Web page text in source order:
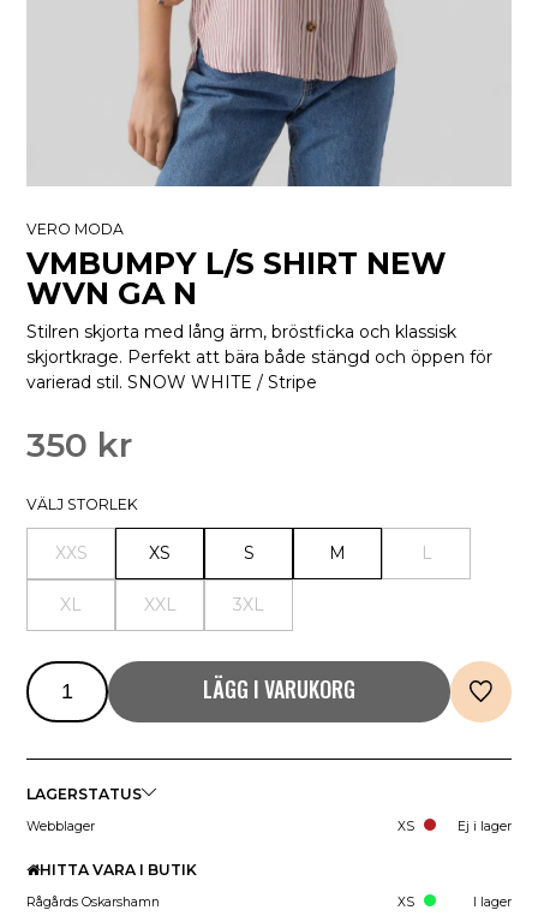
VERO MODA
VMBUMPY L/S SHIRT NEW
WVN GA N
Stilren skjorta med lång ärm, bröstficka och klassisk
skjortkrage. Perfekt att bära både stängd och öppen för
varierad stil. SNOW WHITE / Stripe
350 kr
VÄLJ STORLEK
XXS XS S M L
XL XXL 3XL
LÄGG I VARUKORG
LAGERSTATUS
Webblager XS Ej i lager
HITTA VARA I BUTIK
Rågårds Oskarshamn XS
I lager